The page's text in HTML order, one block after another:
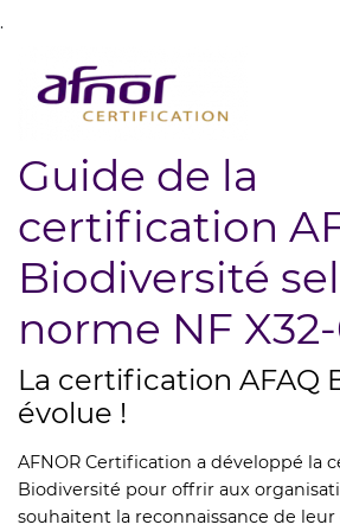
.
Guide de la
certification
Biodiversité
norme NF
La certification AFAQ
évolue !
AFNOR Certification a développé la
Biodiversité pour offrir aux
souhaitent la reconnaissance de